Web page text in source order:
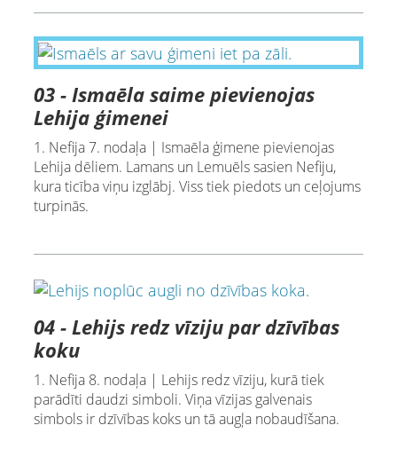
03 - Ismaēla saime pievienojas
Lehija ģimenei
1. Nefija 7. nodaļa | Ismaēla ģimene pievienojas
Lehija dēliem. Lamans un Lemuēls sasien Nefiju,
kura ticība viņu izglābj. Viss tiek piedots un ceļojums
turpinās.
04 - Lehijs redz vīziju par dzīvības
koku
1. Nefija 8. nodaļa | Lehijs redz vīziju, kurā tiek
parādīti daudzi simboli. Viņa vīzijas galvenais
simbols ir dzīvības koks un tā augļa nobaudīšana.